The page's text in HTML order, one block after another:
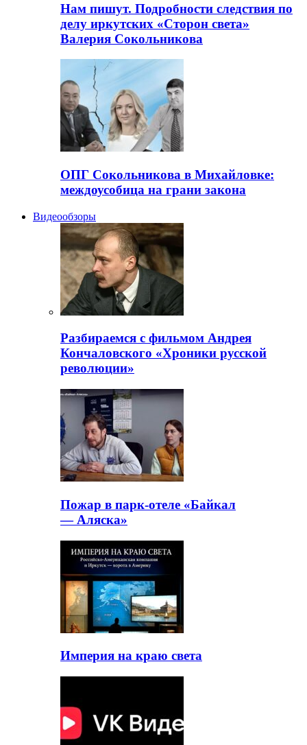
Нам пишут. Подробности следствия по
делу иркутских «Сторон света»
Валерия Сокольникова
ОПГ Сокольникова в Михайловке:
междоусобица на грани закона
Видеообзоры
Разбираемся с фильмом Андрея
Кончаловского «Хроники русской
революции»
Пожар в парк-отеле «Байкал
— Аляска»
Империя на краю света